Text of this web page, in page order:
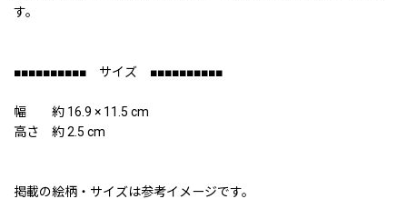
す。
■■■■■■■■■■ サイズ ■■■■■■■■■■
幅 約 16.9 × 11.5 cm
高さ 約 2.5 cm
掲載の絵柄・サイズは参考イメージです。